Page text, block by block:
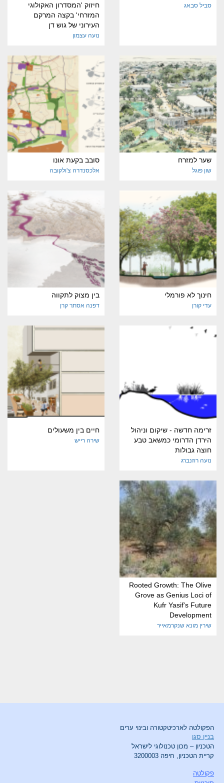
סביל סבאג
חיזוק 'המסדרון האקולוגי
המזרחי' בקצה המרקם
העירוני של גוש דן
נועה עצמון
שער למזרח
שון פוגל
סובב בקעת אונו
אלכסנדרה צ'ולקובה
חינוך לא פורמלי
עדי קורן
בין מצוק לתקווה
דפנה אסתר קרן
זרימה חדשה - שיקום וניהול
הירדן הדרומי כמשאב טבע
חוצה גבולות
נועה רוזנברג
חיים בין משעולים
שירה רייש
Rooted Growth: The Olive
Grove as Genius Loci of
Kufr Yasif's Future
Development
שירין מונא שנקרמאייר
הפקולטה לארכיטקטורה ובינוי ערים
בניין סגו
הטכניון – מכון טכנולוגי לישראל
קריית הטכניון, חיפה 3200003
פקולטה